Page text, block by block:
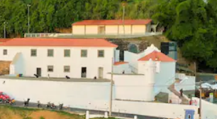
нагоре и надолу или навигирайте с